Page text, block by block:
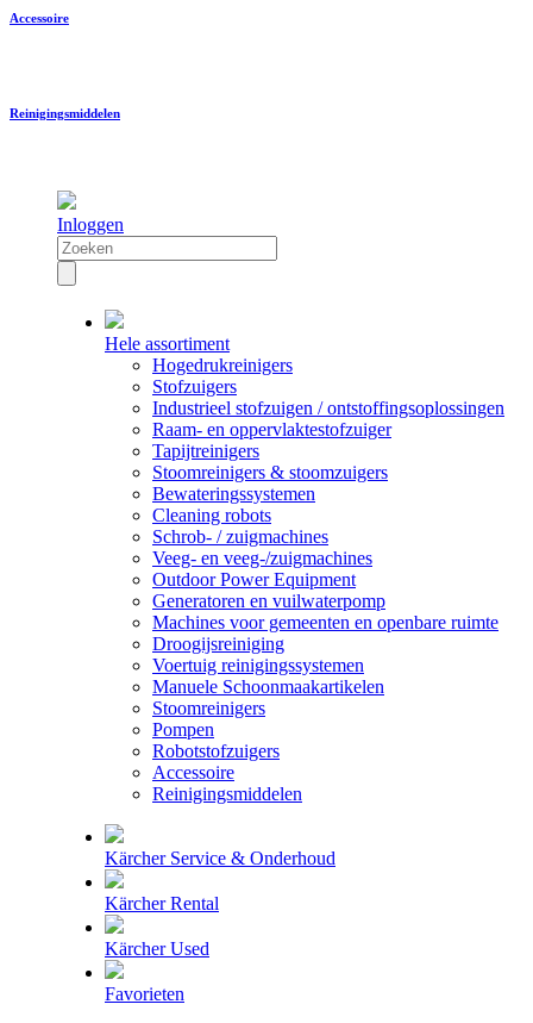
Accessoire
Reinigingsmiddelen
Inloggen
Hele assortiment
Hogedrukreinigers
Stofzuigers
Industrieel stofzuigen / ontstoffingsoplossingen
Raam- en oppervlaktestofzuiger
Tapijtreinigers
Stoomreinigers & stoomzuigers
Bewateringssystemen
Cleaning robots
Schrob- / zuigmachines
Veeg- en veeg-/zuigmachines
Outdoor Power Equipment
Generatoren en vuilwaterpomp
Machines voor gemeenten en openbare ruimte
Droogijsreiniging
Voertuig reinigingssystemen
Manuele Schoonmaakartikelen
Stoomreinigers
Pompen
Robotstofzuigers
Accessoire
Reinigingsmiddelen
Kärcher Service & Onderhoud
Kärcher Rental
Kärcher Used
Favorieten